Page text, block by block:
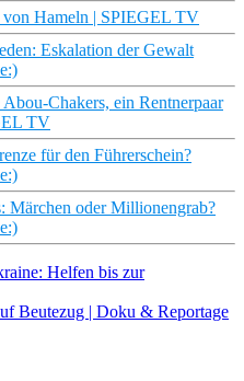
von Hameln | SPIEGEL TV
Eskalation der Gewalt
Chakers, ein Rentnerpaar
TV
für den Führerschein?
Märchen oder Millionengrab?
Helfen bis zur
Beutezug | Doku & Reportage